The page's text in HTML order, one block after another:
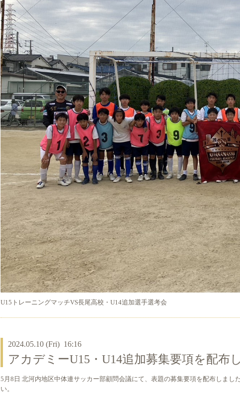
U15トレーニングマッチVS長尾高校・U14追加選手選考会
2024.05.10 (Fri) 16:16
アカデミーU15・U14追加募集要項を配布
5月8日 北河内地区中体連サッカー部顧問会議にて、表題の募集要項を配布しま
い。